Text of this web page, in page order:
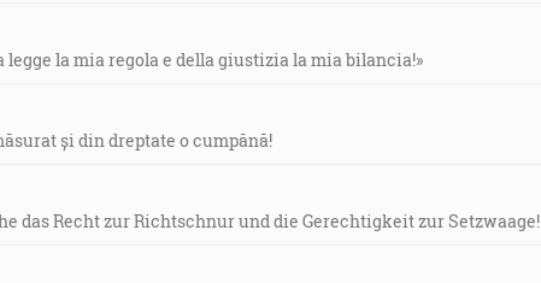
legge la mia regola e della giustizia la mia bilancia!»
și din dreptate o cumpănă!
das Recht zur Richtschnur und die Gerechtigkeit zur Setzwaage!